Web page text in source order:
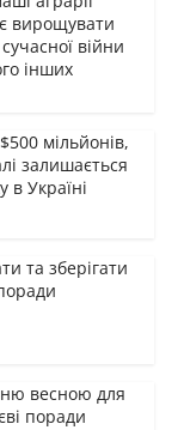
вирощувати
війни
інших
мільйонів,
залишається
в Україні
та зберігати
весною для
поради